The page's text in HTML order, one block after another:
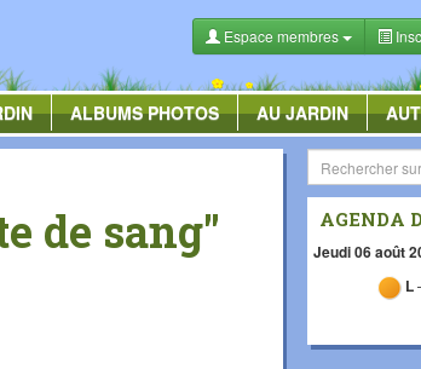
Espace membres
ALBUMSPHOTOS AU JARDIN
de sang" AGENDA
Jeudi 06 août
L